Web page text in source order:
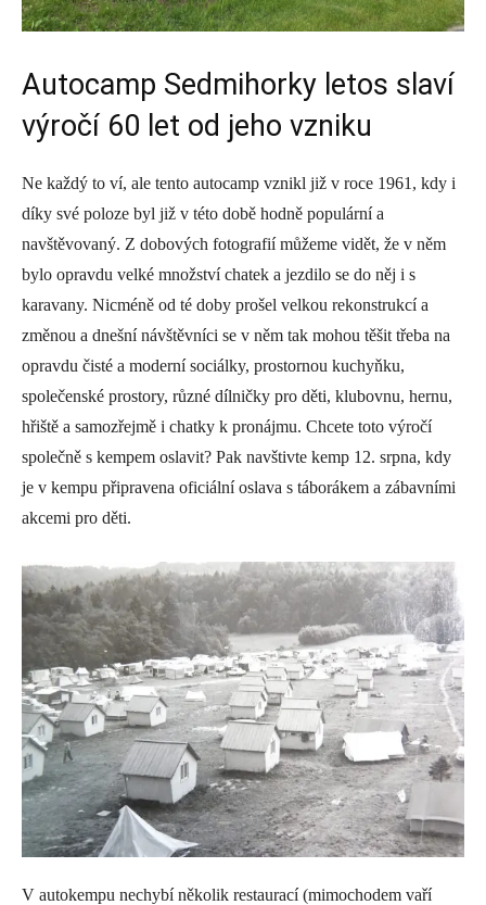
Autocamp Sedmihorky letos slaví
výročí 60 let od jeho vzniku
Ne každý to ví, ale tento autocamp vznikl již v roce 1961, kdy i
díky své poloze byl již v této době hodně populární a
navštěvovaný. Z dobových fotografií můžeme vidět, že v něm
bylo opravdu velké množství chatek a jezdilo se do něj i s
karavany. Nicméně od té doby prošel velkou rekonstrukcí a
změnou a dnešní návštěvníci se v něm tak mohou těšit třeba na
opravdu čisté a moderní sociálky, prostornou kuchyňku,
společenské prostory, různé dílničky pro děti, klubovnu, hernu,
hřiště a samozřejmě i chatky k pronájmu. Chcete toto výročí
společně s kempem oslavit? Pak navštivte kemp 12. srpna, kdy
je v kempu připravena oficiální oslava s táborákem a zábavními
akcemi pro děti.
V autokempu nechybí několik restaurací (mimochodem vaří